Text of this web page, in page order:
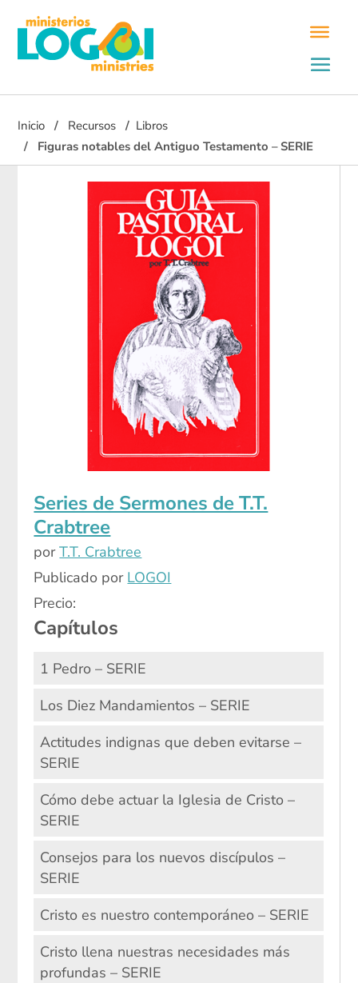
Inicio Recursos
Libros
Figuras notables del Antiguo Testamento – SERIE
Series de Sermones de T.T.
Crabtree
porT.T. Crabtree
Publicado por LOGOI
Precio:
Capítulos
1 Pedro – SERIE
Los Diez Mandamientos – SERIE
Actitudes indignas que deben evitarse –
SERIE
Cómo debe actuar la Iglesia de Cristo –
SERIE
Consejos para los nuevos discípulos –
SERIE
Cristo es nuestro contemporáneo – SERIE
Cristo llena nuestras necesidades más
profundas – SERIE